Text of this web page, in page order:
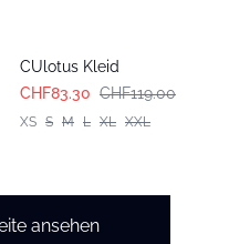
CUlotus Kleid
CHF83.30 CHF119.00
XS S M L XL XXL
ansehen